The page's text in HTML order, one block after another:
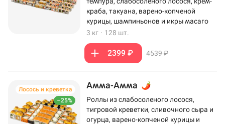
краба, такуана, варено-копченой
курицы, шампиньонов и икры масаго
3 кг · 128 шт.
2399 ₽ 4539 ₽
–25%
Лосось и креветка Амма-Амма
Роллы из слабосоленого лосося,
тигровой креветки, сливочного сыра и
огурца, варено-копченой курицы и